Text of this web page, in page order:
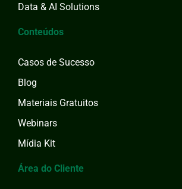
Data & AI Solutions
Conteúdos
Casos de Sucesso
Blog
Materiais Gratuitos
Webinars
Mídia Kit
Área do Cliente